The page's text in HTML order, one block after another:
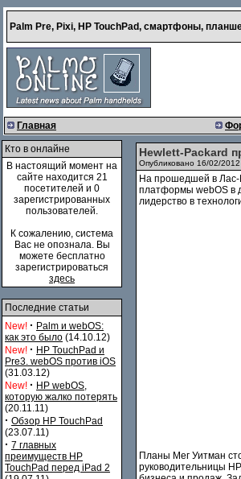
Palm Pre, Pixi, HP TouchPad, смартфоны,
Главная
Кто в онлайне
В настоящий момент на
сайте находится 21
посетителей и 0
зарегистрированных
пользователей.
К сожалению, система
Вас не опознала. Вы
можете бесплатно
зарегистрироваться
здесь
Последние статьи
New! · Palm и webOS:
как это было (14.10.12)
New! · HP TouchPad и
Pre3. webOS против iOS
(31.03.12)
New! · HP webOS,
которую жалко потерять
(20.11.11)
· Обзор HP TouchPad
(23.07.11)
· 7 главных
преимуществ HP
TouchPad перед iPad 2
Hewlett-Packard
Опубликовано 16/02/
На прошедшей в Лас-
платформы webOS в
лидерство в
Планы Мег Уитман
руководительницы